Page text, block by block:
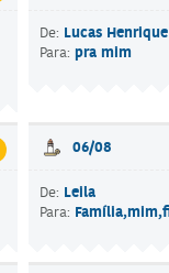
De: Lucas
Para: pra mim
06/08
De: Leila
Para: